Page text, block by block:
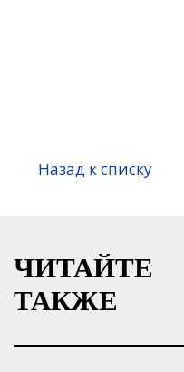
Назад к списку
ЧИТАЙТЕ
ТАКЖЕ